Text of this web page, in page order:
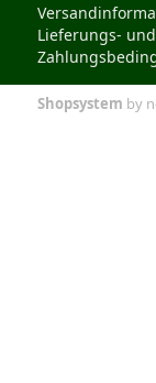
Lieferungs- und
Shopsystem by